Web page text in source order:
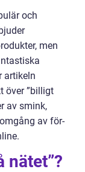
och
men
artikeln
över ”billigt
av smink,
av för-
nätet”?